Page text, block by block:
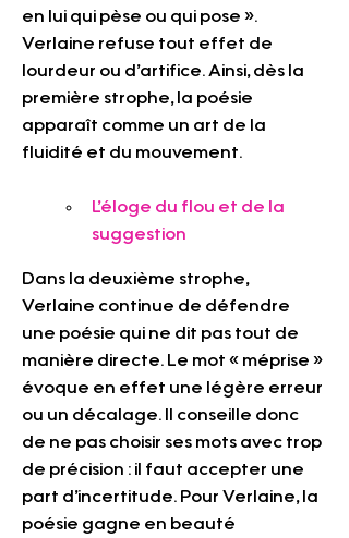
en lui qui pèse ou qui pose ».
Verlaine refuse tout effet de
lourdeur ou d’artifice. Ainsi, dès la
première strophe, la poésie
apparaît comme un art de la
fluidité et du mouvement.
L’éloge du flou et de la
suggestion
Dans la deuxième strophe,
Verlaine continue de défendre
une poésie qui ne dit pas tout de
manière directe. Le mot « méprise »
évoque en effet une légère erreur
ou un décalage. Il conseille donc
de ne pas choisir ses mots avec trop
de précision : il faut accepter une
part d’incertitude. Pour Verlaine, la
poésie gagne en beauté